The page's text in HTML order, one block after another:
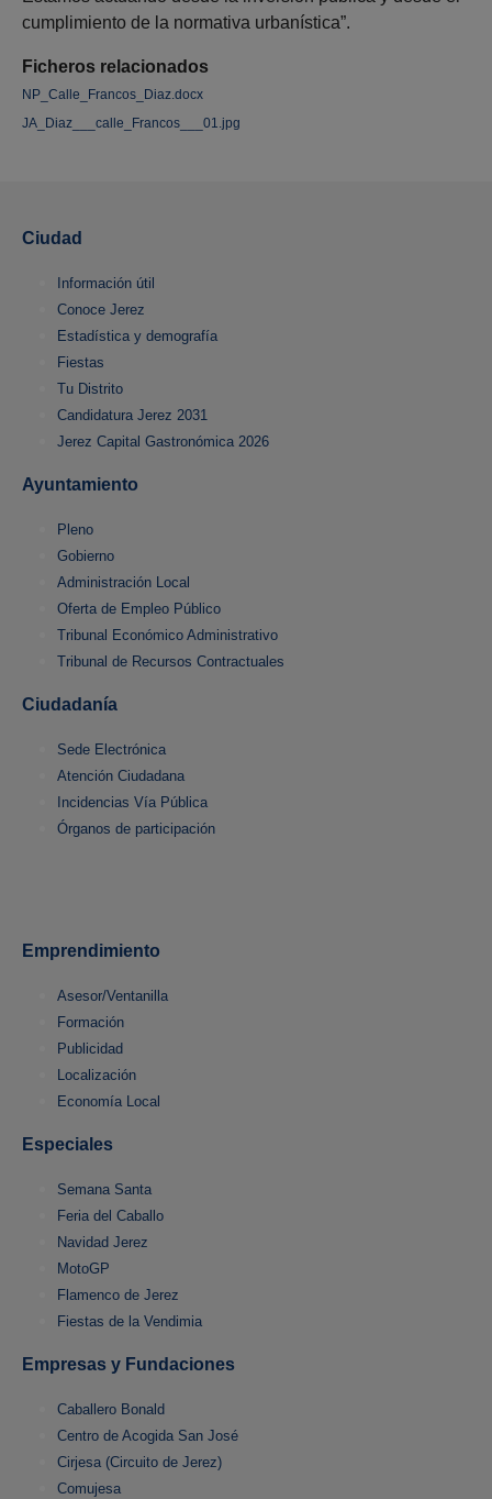
Ficheros relacionados
NP_Calle_Francos_Diaz.docx
JA_Diaz___calle_Francos___01.jpg
cumplimiento de la normativa urbanística”.
Ciudad
Información útil
Conoce Jerez
Estadística y demografía
Fiestas
Tu Distrito
Candidatura Jerez 2031
Jerez Capital Gastronómica 2026
Ayuntamiento
Pleno
Gobierno
Administración Local
Oferta de Empleo Público
Tribunal Económico Administrativo
Tribunal de Recursos Contractuales
Ciudadanía
Sede Electrónica
Atención Ciudadana
Incidencias Vía Pública
Órganos de participación
Emprendimiento
Asesor/Ventanilla
Formación
Publicidad
Localización
Economía Local
Especiales
Semana Santa
Feria del Caballo
Navidad Jerez
MotoGP
Flamenco de Jerez
Fiestas de la Vendimia
Empresas y Fundaciones
Caballero Bonald
Centro de Acogida San José
Cirjesa (Circuito de Jerez)
Comujesa